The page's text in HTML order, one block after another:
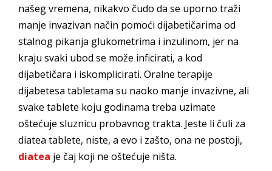
našeg vremena, nikakvo čudo da se uporno traži
manje invazivan način pomoći dijabetičarima od
stalnog pikanja glukometrima i inzulinom, jer na
kraju svaki ubod se može inficirati, a kod
dijabetičara i iskomplicirati. Oralne terapije
dijabetesa tabletama su naoko manje invazivne, ali
svake tablete koju godinama treba uzimate
oštećuje sluznicu probavnog trakta. Jeste li čuli za
diatea tablete, niste, a evo i zašto, ona ne postoji,
diatea je čaj koji ne oštećuje ništa.